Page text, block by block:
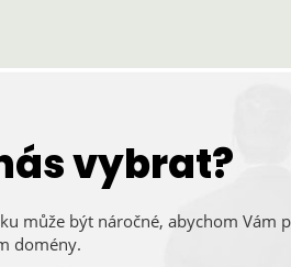
vybrat?
může být náročné, abychom Vám
domény.